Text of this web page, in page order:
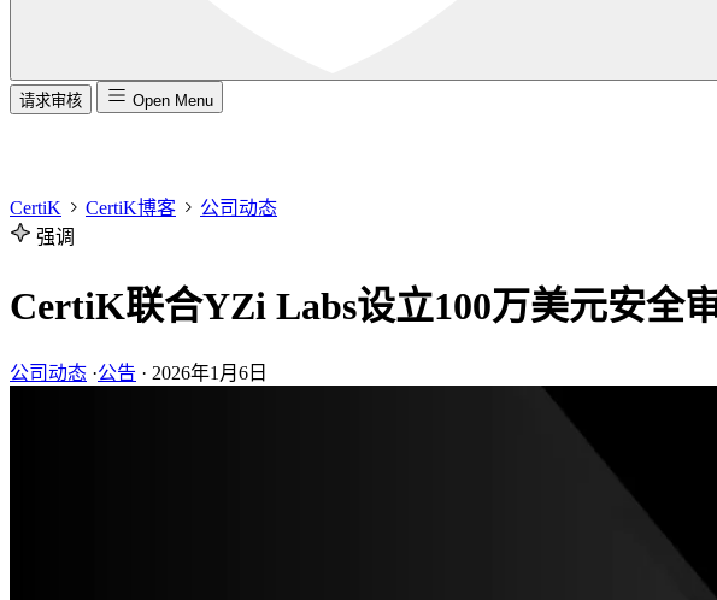
请求审核 Open Menu
CertiK CertiK博客
公司动态
强调
CertiK联合YZi Labs设立100万美元安全
公司动态 ·公告 · 2026年1月6日